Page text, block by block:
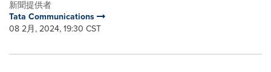
新聞提供者
Tata Communications
08 2月, 2024, 19:30 CST